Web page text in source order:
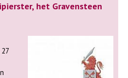
het Gravensteen